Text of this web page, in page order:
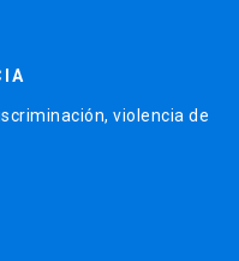
violencia de